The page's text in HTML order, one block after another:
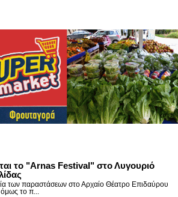
το "Arnas Festival" στο Λυγουριό
των παραστάσεων στο Αρχαίο Θέατρο Επιδαύρου
όμως το π...